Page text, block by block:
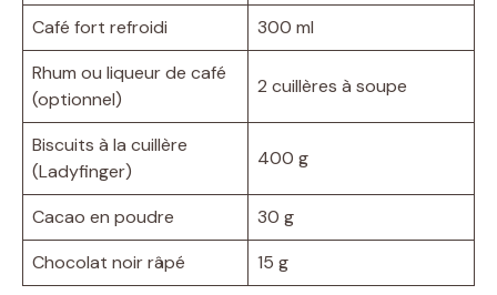
Café fort refroidi
300 ml
Rhum ou liqueur de café
(optionnel)
2 cuillères à soupe
Biscuits à la cuillère
(Ladyfinger)
400 g
Cacao en poudre
30 g
Chocolat noir râpé
15 g